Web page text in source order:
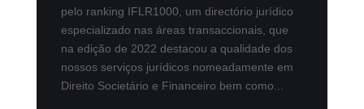
pelo ranking IFLR1000, um directório jurídico
especializado nas áreas transaccionais, que
na edição de 2022 destacou a qualidade dos
nossos serviços jurídicos nomeadamente em
Direito Societário e Financeiro bem como...